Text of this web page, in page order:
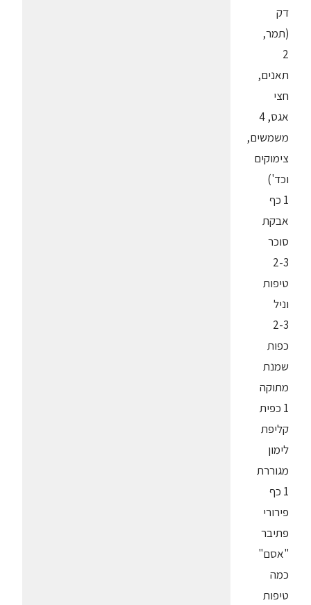
דק
(תמר,
2
תאנים,
חצי
אגס, 4
משמשים,
צימוקים
וכד')
1 כף
אבקת
סוכר
2-3
טיפות
וניל
2-3
כפות
שמנת
מתוקה
1 כפית
קליפת
לימון
מגוררת
1 כף
פירורי
פתיבר
"אסם"
כמה
טיפות